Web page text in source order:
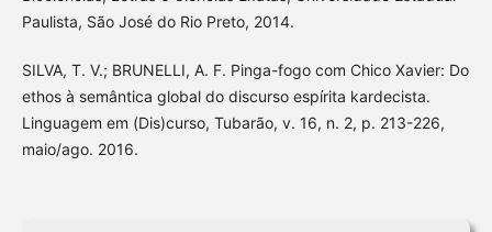
Paulista, São José do Rio Preto, 2014.
SILVA, T. V.; BRUNELLI, A. F. Pinga-fogo com Chico Xavier: Do
ethos à semântica global do discurso espírita kardecista.
Linguagem em (Dis)curso, Tubarão, v. 16, n. 2, p. 213-226,
maio/ago. 2016.